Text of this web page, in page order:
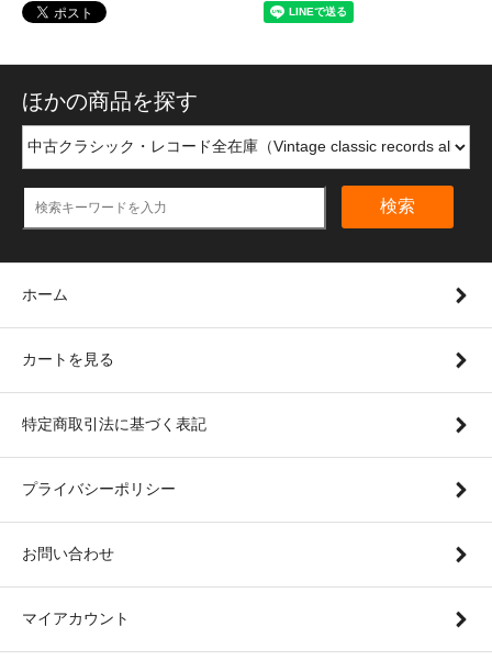
ほかの商品を探す
検索
ホーム
カートを見る
特定商取引法に基づく表記
プライバシーポリシー
お問い合わせ
マイアカウント